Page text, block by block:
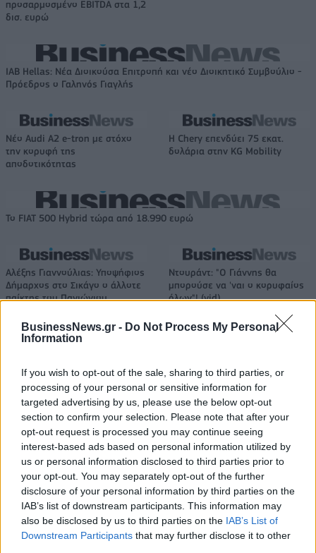
BusinessNews.gr - Do Not Process My Personal
Information
If you wish to opt-out of the sale, sharing to third parties, or
processing of your personal or sensitive information for
targeted advertising by us, please use the below opt-out
section to confirm your selection. Please note that after your
opt-out request is processed you may continue seeing
interest-based ads based on personal information utilized by
us or personal information disclosed to third parties prior to
your opt-out. You may separately opt-out of the further
disclosure of your personal information by third parties on the
IAB’s list of downstream participants. This information may
also be disclosed by us to third parties on the IAB’s List of
Downstream Participants that may further disclose it to other
προσαρμοσμένο EBITDA στα 1,2
δισ. ευρώ
IAB Hellas: Νέα Διοικούσα Επιτροπή και νέο Διοικητικό Συμβούλιο -
Πρόεδρος ο Γαληνός Γιαγλής
Νέο Audi A2 e-tron με στόχο
την κορυφή της
αποδοτικότητας
Η Chery επενδύει 75 εκατ.
δολάρια στην KG Mobility
Το FIAT 500 Hybrid τώρα από 18.990 ευρώ
Αλέξης Γιαννούλιας: Υποψήφιος
Δήμαρχος στο Σικάγο ο άλλοτε
παίκτης του Πανιώνιου
Ντουράντ: "Ο Γιάννης θα
μπορούσε να 'ναι ο κορυφαίος
όλων"! (vid)
Coca-Cola HBC: Άνοδος 11,4%
στα καθαρά κέρδη του α΄
εξαμήνου – Στα 524,4 εκατ.
ευρώ
Cenergy Holdings: Άνοδος 45%
στα καθαρά κέρδη του α΄
εξαμήνου, στα 138 εκατ. ευρώ
Η συμφωνία Arval-Athlon αναδιαμορφώνει την αγορά leasing